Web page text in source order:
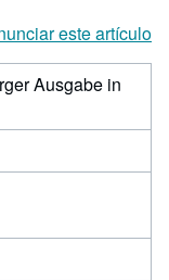
este artículo
Ausgabe in